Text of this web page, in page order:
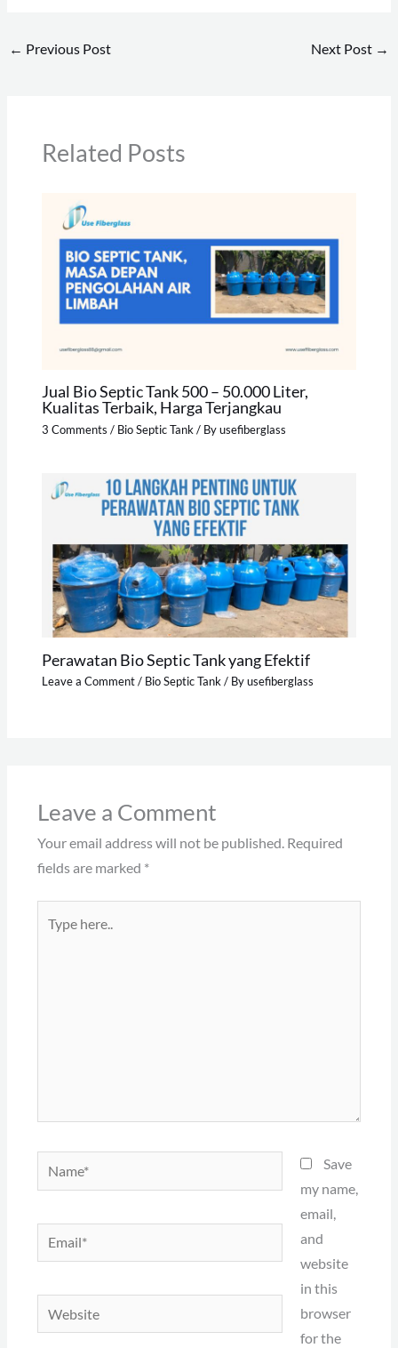
← Previous Post Next Post →
Related Posts
Jual Bio Septic Tank 500 – 50.000 Liter,
Kualitas Terbaik, Harga Terjangkau
3 Comments / Bio Septic Tank/ Byusefiberglass
Perawatan Bio Septic Tank yang Efektif
Leave a Comment/ Bio Septic Tank/ Byusefiberglass
Leave a Comment
Your email address will not be published. Required
fields are marked *
here..
Name*
Email*
Website
Save
my name,
email,
and
website
in this
browser
for the